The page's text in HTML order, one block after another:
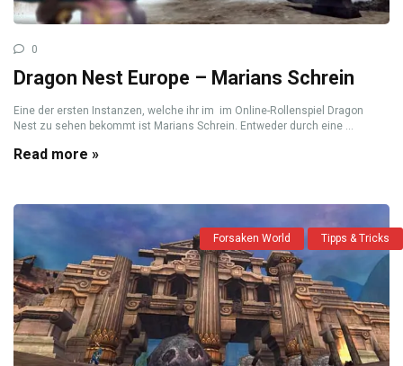
0
Dragon Nest Europe – Marians Schrein
Eine der ersten Instanzen, welche ihr im im Online-Rollenspiel Dragon
Nest zu sehen bekommt ist Marians Schrein. Entweder durch eine ...
Read more »
Forsaken World Tipps & Tricks